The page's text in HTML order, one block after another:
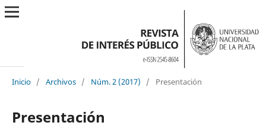
Inicio / Archivos / Núm. 2 (2017) / Presentación
Presentación